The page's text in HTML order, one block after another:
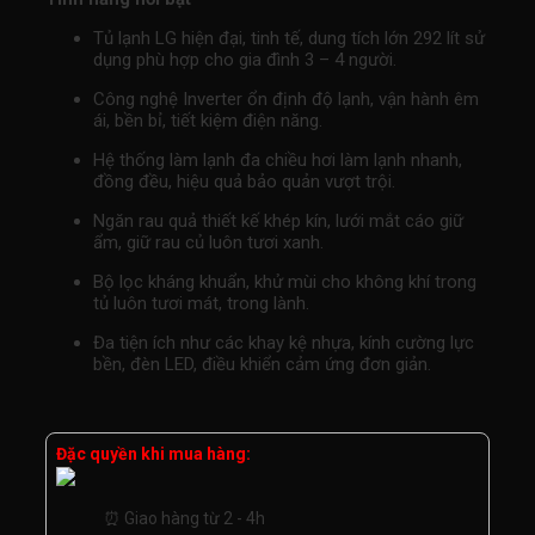
là:
8.990.000₫.là:
7.290.000₫.
Tủ lạnh LG hiện đại, tinh tế, dung tích lớn 292 lít sử
dụng phù hợp cho gia đình 3 – 4 người.
Công nghệ Inverter ổn định độ lạnh, vận hành êm
ái, bền bỉ, tiết kiệm điện năng.
Hệ thống làm lạnh đa chiều hơi làm lạnh nhanh,
đồng đều, hiệu quả bảo quản vượt trội.
Ngăn rau quả thiết kế khép kín, lưới mắt cáo giữ
ẩm, giữ rau củ luôn tươi xanh.
Bộ lọc kháng khuẩn, khử mùi cho không khí trong
tủ luôn tươi mát, trong lành.
Đa tiện ích như các khay kệ nhựa, kính cường lực
bền, đèn LED, điều khiển cảm ứng đơn giản.
Đặc quyền khi mua hàng:
⏰ Giao hàng từ 2 - 4h